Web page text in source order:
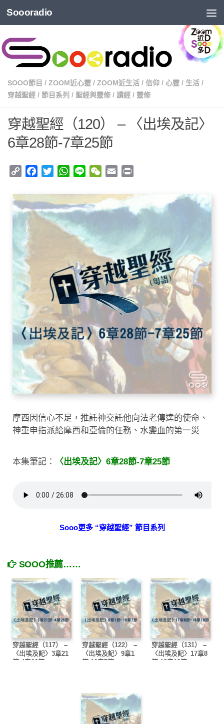
Soooradio
SOOO節目 / ZOOM近心靈 / ZOOM近生活 / 信仰 / 心靈 / 生活 /
穿越聖經 / 節目系列 / 聖經與靈修 / 讀經 / 靈修
穿越聖經（120） – 〈出埃及記〉
6章28節-7章25節
Copy
Facebook
TwitterWhatsApp
Line WeChat
Email
摩西因信心不足，推託神交託他向法老傳達的使命、
神重申指派給摩西和亞倫的任務、水變血的第一災
本集筆記： 〈出埃及記〉6章28節-7章25節
Sooo更多 “穿越聖經” 節目系列
SOOO推薦……
穿越聖經（117） –
〈出埃及記〉3章21
節-4章26節
穿越聖經（122） –
〈出埃及記〉9章1
節-10章7節
穿越聖經（131） –
〈出埃及記〉17章8
節-18章18節